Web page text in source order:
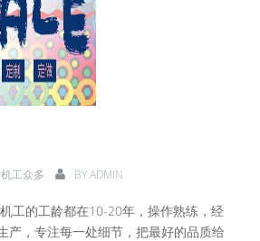
工众多 BYADMIN
工的工龄都在10-20年，操作熟练，经
产，专注每一处细节，把最好的品质给